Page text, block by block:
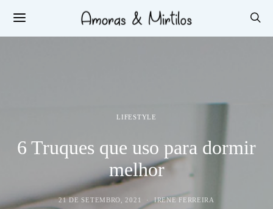
LIFESTYLE
6 Truques que uso para dormir
melhor
21 DE SETEMBRO, 2021 IRENE FERREIRA